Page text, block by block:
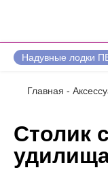
Надувные лодки
Главная -
Столик